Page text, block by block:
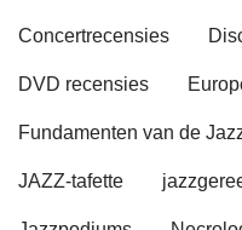
Concertrecensies
DVD recensies
Fundamenten van de
JAZZ-tafette